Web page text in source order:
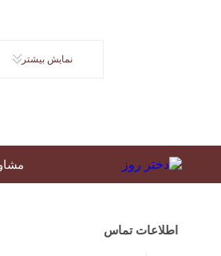
نمایش بیشتر
اطلاعات تماس